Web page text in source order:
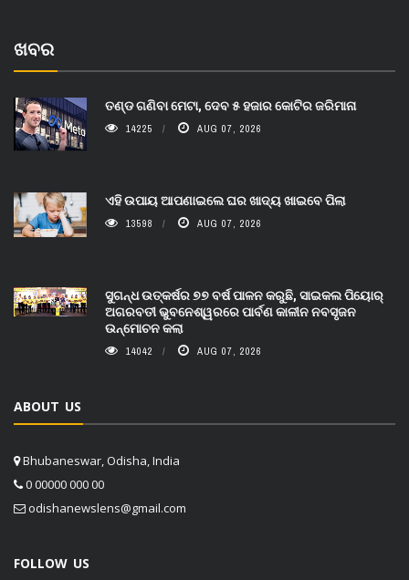
ଖବର
ତଣ୍ଡ ଗଣିବା ମେଟା, ଦେବ ୫ ହଜାର କୋଟିର ଜରିମାନା
14225 AUG 07, 2026
ଏହି ଉପାୟ ଆପଣାଇଲେ ଘର ଖାଦ୍ୟ ଖାଇବେ ପିଲା
13598 AUG 07, 2026
ସୁଗନ୍ଧ ଉତ୍କର୍ଷର ୭୭ ବର୍ଷ ପାଳନ କରୁଛି, ସାଇକଲ ପିୟୋର୍‌
ଅଗରବତୀ ଭୁବନେଶ୍ୱରରେ ପାର୍ବଣ କାଳୀନ ନବସୃଜନ
ଉନ୍ମୋଚନ କଲା
14042 AUG 07, 2026
ABOUT US
Bhubaneswar, Odisha, India
0 00000 000 00
odishanewslens@gmail.com
FOLLOW US